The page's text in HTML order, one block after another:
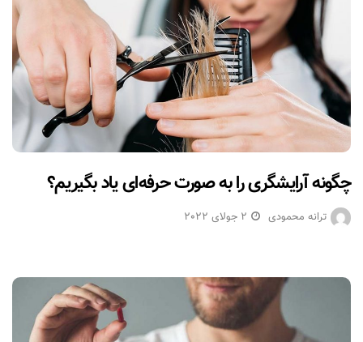
چگونه آرایشگری را به صورت حرفه‌ای یاد بگیریم؟
ترانه محمودی 2 جولای 2022